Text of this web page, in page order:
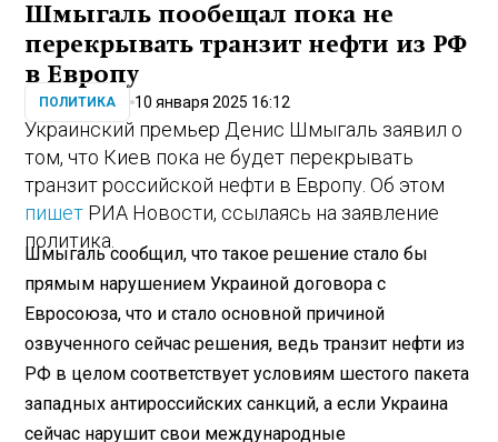
Шмыгаль пообещал пока не
перекрывать транзит нефти из РФ
в Европу
ПОЛИТИКА 10 января 2025 16:12
Украинский премьер Денис Шмыгаль заявил о
том, что Киев пока не будет перекрывать
транзит российской нефти в Европу. Об этом
пишет РИА Новости, ссылаясь на заявление
политика.
Шмыгаль сообщил, что такое решение стало бы
прямым нарушением Украиной договора с
Евросоюза, что и стало основной причиной
озвученного сейчас решения, ведь транзит нефти из
РФ в целом соответствует условиям шестого пакета
западных антироссийских санкций, а если Украина
сейчас нарушит свои международные